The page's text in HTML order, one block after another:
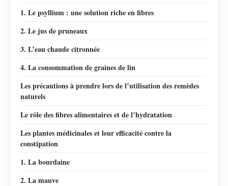
1. Le psyllium : une solution riche en fibres
2. Le jus de pruneaux
3. L’eau chaude citronnée
4. La consommation de graines de lin
Les précautions à prendre lors de l’utilisation des remèdes
naturels
Le rôle des fibres alimentaires et de l’hydratation
Les plantes médicinales et leur efficacité contre la
constipation
1. La bourdaine
2. La mauve